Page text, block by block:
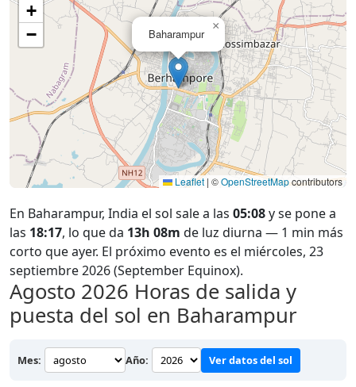
Baharampur
×
+
−
Leaflet | ©OpenStreetMapcontributors
En Baharampur, India el sol sale a las 05:08y se pone a
las 18:17, lo que da 13h 08m de luz diurna — 1 min más
corto que ayer. El próximo evento es el miércoles, 23
septiembre 2026 (September Equinox).
Agosto 2026 Horas de salida y
puesta del sol en Baharampur
Mes: Año: Ver datos del sol